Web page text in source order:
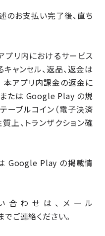
のお支払い完了後、直ち
プリ内におけるサービス
ャンセル、返品、返金は
本アプリ内課金の返金に
たは Google Play の規
ーブルコイン（電子決済
上、トランザクション確
Google Play の掲載情
合わせは、メール
ご連絡ください。